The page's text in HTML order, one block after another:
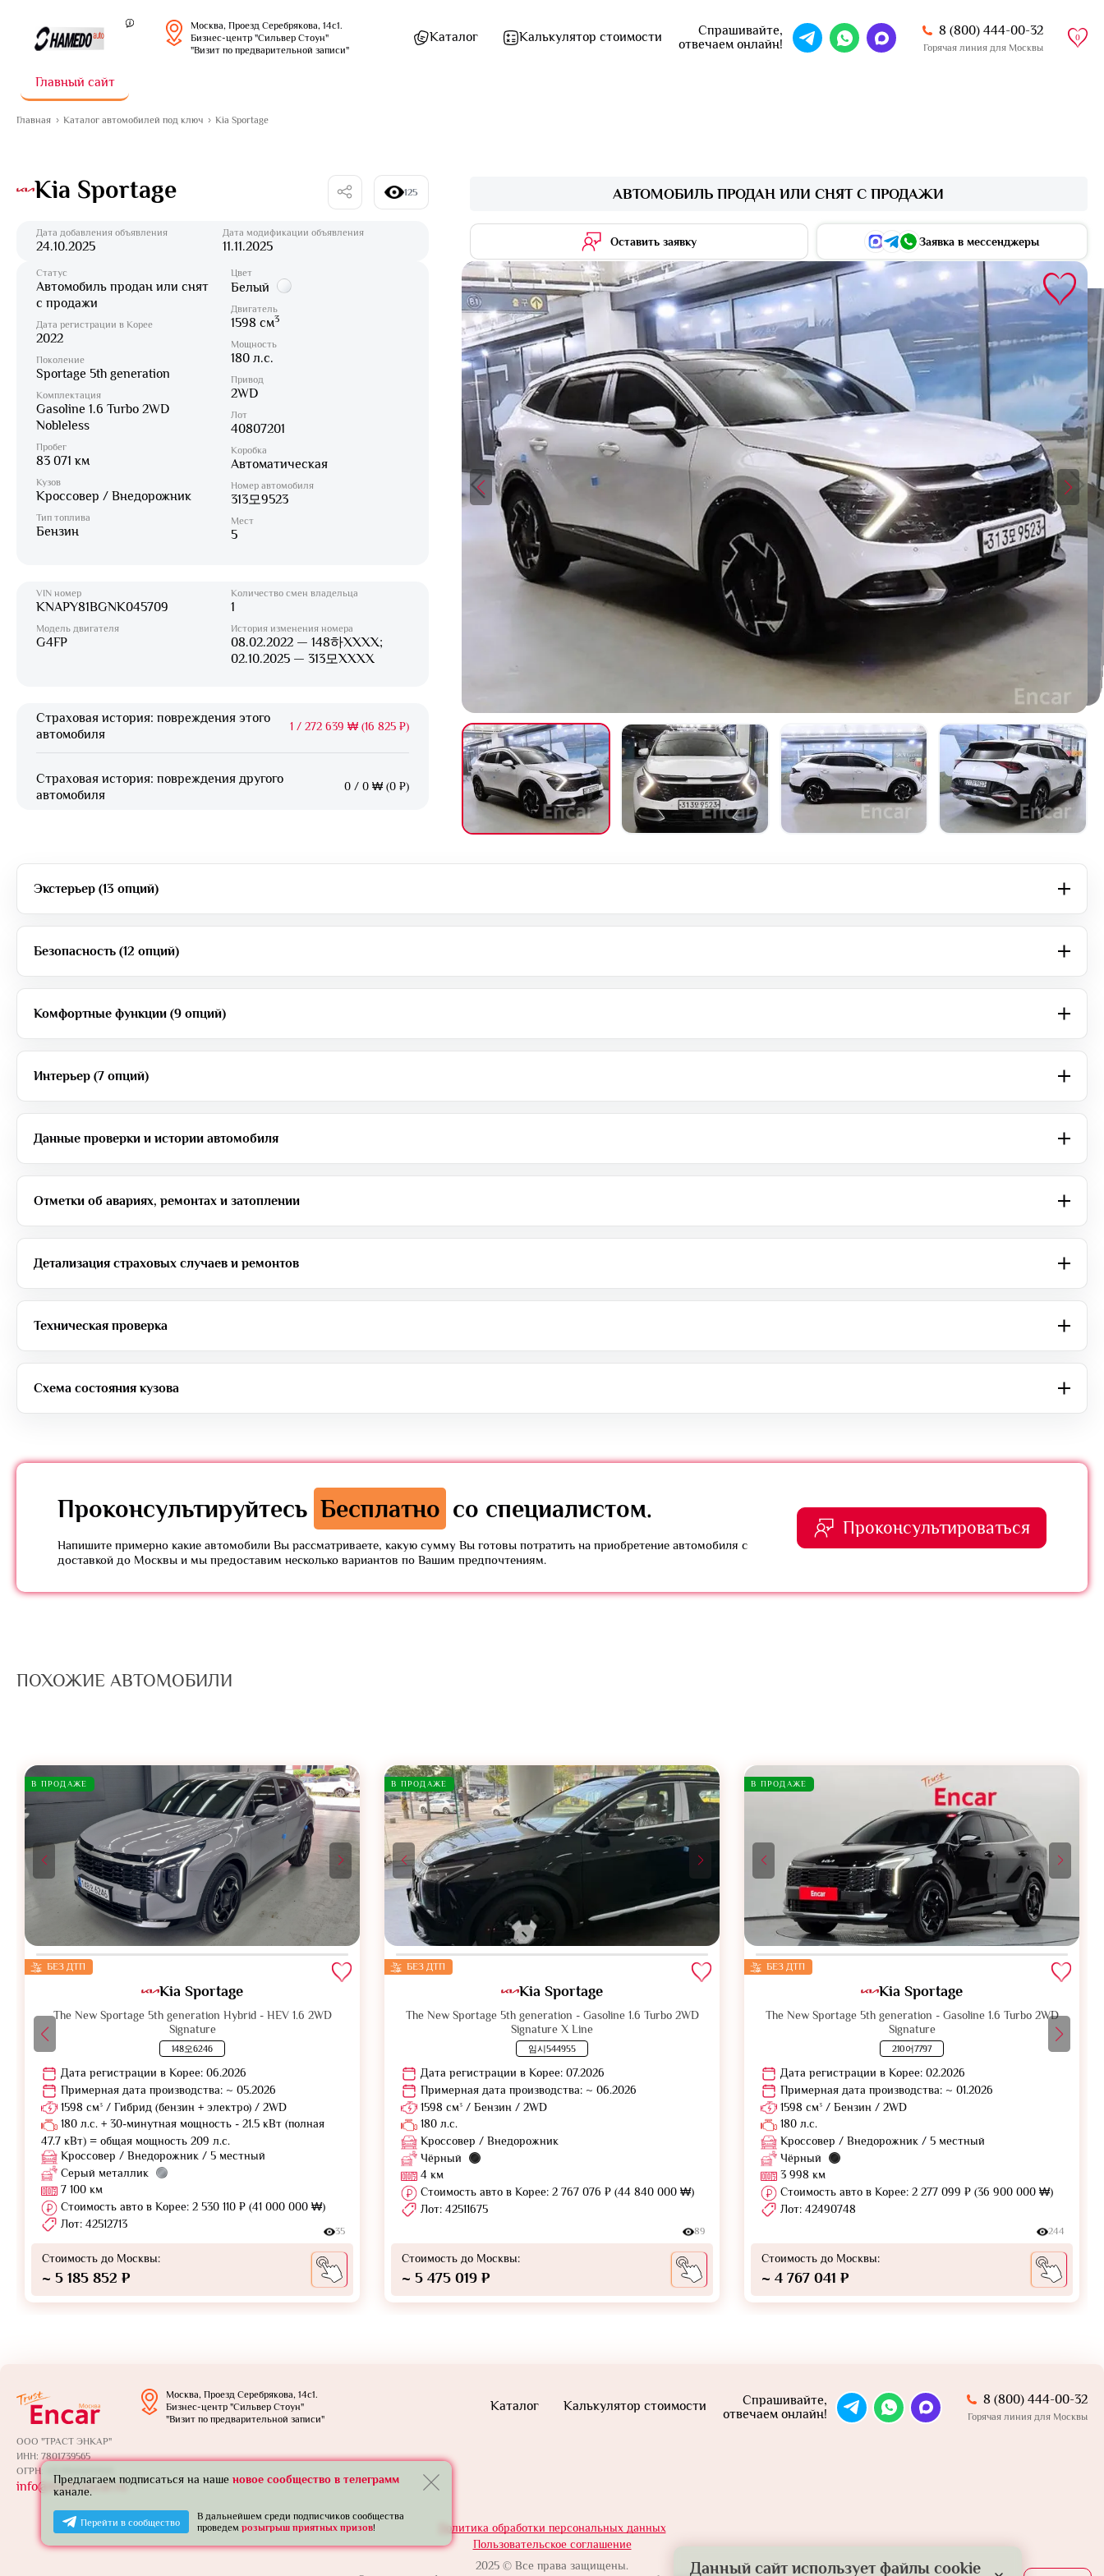
Москва, Проезд Серебрякова, 14с1.
Бизнес-центр "Сильвер Стоун"
"Визит по предварительной записи"
Каталог Калькулятор стоимости
Спрашивайте,
отвечаем онлайн!
8 (800) 444-00-32
Горячая линия для Москвы
0
Главный сайт
Главная Каталог автомобилей под ключ Kia Sportage
Kia Sportage 125
Дата добавления объявления
24.10.2025
Дата модификации объявления
11.11.2025
АВТОМОБИЛЬ ПРОДАН ИЛИ СНЯТ С ПРОДАЖИ
Оставить заявку Заявка в мессенджеры
Статус
Автомобиль продан или снят
с продажи
Дата регистрации в Корее
2022
Поколение
Sportage 5th generation
Комплектация
Gasoline 1.6 Turbo 2WD
Nobleless
Пробег
83 071 км
Кузов
Кроссовер / Внедорожник
Тип топлива
Бензин
Цвет
Белый
Двигатель
1598 см3
Мощность
180 л.с.
Привод
2WD
Лот
40807201
Коробка
Автоматическая
Номер автомобиля
313모9523
Мест
5
VIN номер
KNAPY81BGNK045709
Модель двигателя
G4FP
Количество смен владельца
1
История изменения номера
08.02.2022 — 148하XXXX;
02.10.2025 — 313모XXXX
Страховая история: повреждения этого
автомобиля
1 / 272 639 ₩ (16 825 ₽)
Страховая история: повреждения другого
автомобиля
0 / 0 ₩ (0 ₽)
Экстерьер (13 опций)
Безопасность (12 опций)
Комфортные функции (9 опций)
Интерьер (7 опций)
Данные проверки и истории автомобиля
Отметки об авариях, ремонтах и затоплении
Детализация страховых случаев и ремонтов
Техническая проверка
Схема состояния кузова
Проконсультируйтесь Бесплатно со специалистом.
Напишите примерно какие автомобили Вы рассматриваете, какую сумму Вы готовы потратить на приобретение автомобиля с
доставкой до Москвы и мы предоставим несколько вариантов по Вашим предпочтениям.
Проконсультироваться
ПОХОЖИЕ АВТОМОБИЛИ
В ПРОДАЖЕ
БЕЗ ДТП
Kia Sportage
The New Sportage 5th generation Hybrid - HEV 1.6 2WD
Signature
148오6246
Дата регистрации в Корее: 06.2026
Примерная дата производства: ~ 05.2026
1598 см³ / Гибрид (бензин + электро) / 2WD
180 л.с. + 30-минутная мощность - 21.5 кВт (полная
47.7 кВт) = общая мощность 209 л.с.
Кроссовер / Внедорожник / 5 местный
Серый металлик
7 100 км
Стоимость авто в Корее: 2 530 110 ₽ (41 000 000 ₩)
Лот: 42512713
35
Стоимость до Москвы:
~ 5 185 852 ₽
В ПРОДАЖЕ
БЕЗ ДТП
Kia Sportage
The New Sportage 5th generation - Gasoline 1.6 Turbo 2WD
Signature X Line
임시544955
Дата регистрации в Корее: 07.2026
Примерная дата производства: ~ 06.2026
1598 см³ / Бензин / 2WD
180 л.с.
Кроссовер / Внедорожник
Чёрный
4 км
Стоимость авто в Корее: 2 767 076 ₽ (44 840 000 ₩)
Лот: 42511675
89
Стоимость до Москвы:
~ 5 475 019 ₽
В ПРОДАЖЕ
БЕЗ ДТП
Kia Sportage
The New Sportage 5th generation - Gasoline 1.6 Turbo 2WD
Signature
210어7797
Дата регистрации в Корее: 02.2026
Примерная дата производства: ~ 01.2026
1598 см³ / Бензин / 2WD
180 л.с.
Кроссовер / Внедорожник / 5 местный
Чёрный
3 998 км
Стоимость авто в Корее: 2 277 099 ₽ (36 900 000 ₩)
Лот: 42490748
244
Стоимость до Москвы:
~ 4 767 041 ₽
Москва, Проезд Серебрякова, 14с1.
Бизнес-центр "Сильвер Стоун"
"Визит по предварительной записи"
Каталог Калькулятор стоимости
Спрашивайте,
отвечаем онлайн!
8 (800) 444-00-32
Горячая линия для Москвы
ООО "ТРАСТ ЭНКАР"
ИНН: 7801739565
ОГРН: 1257800005924
info@trust-encar.ru
Политика обработки персональных данных
Пользовательское соглашение
2025 © Все права защищены.
Данный сайт использует файлы cookie
Предлагаем подписаться на наше новое сообщество в телеграмм
канале.
Перейти в сообщество
В дальнейшем среди подписчиков сообщества
проведем розыгрыш приятных призов!